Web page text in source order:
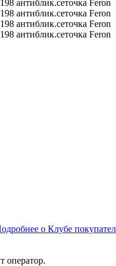
о Клубе
оператор.